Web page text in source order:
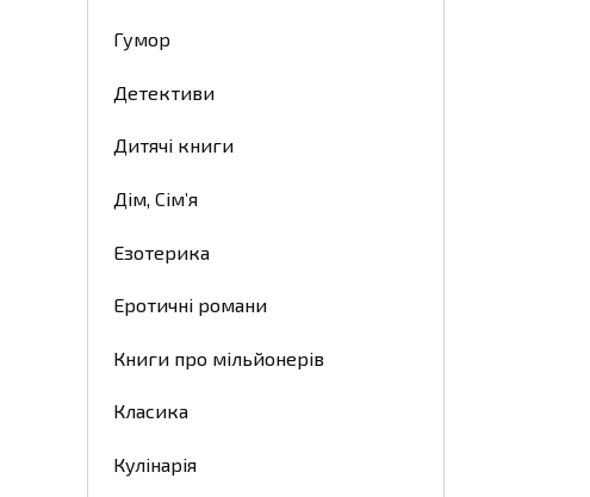
Гумор
Детективи
Дитячі книги
Дім, Сім’я
Езотерика
Еротичні романи
Книги про мільйонерів
Класика
Кулінарія